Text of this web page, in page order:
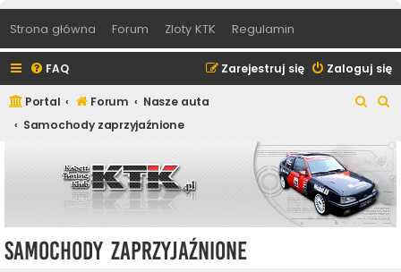
Strona główna Forum Zloty KTK Regulamin
FAQ Zaloguj się
Zarejestruj się
Portal Forum
Nasze auta
Samochody zaprzyjaźnione
u
k
a
u
k
a
j
Samochody zaprzyjaźnione